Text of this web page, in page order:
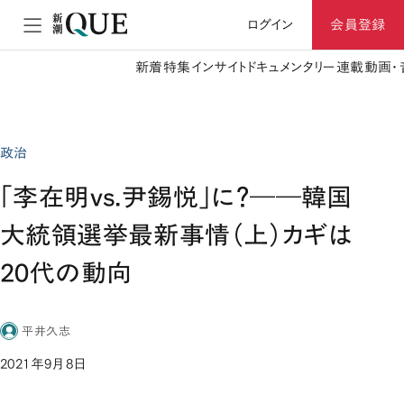
ログイン 会員登録
新着特集 インサイト ドキュメンタリー 連載動画
政治
「李在明vs.尹錫悦」に？――韓国
大統領選挙最新事情（上）カギは
20代の動向
平井久志
2021年9月8日